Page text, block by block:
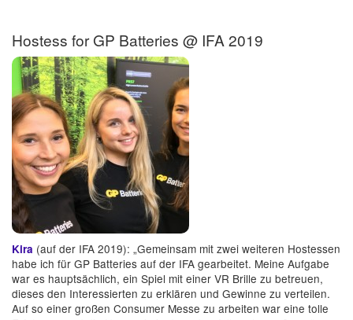
Hostess for GP Batteries @ IFA 2019
Kira (auf der IFA 2019): „Gemeinsam mit zwei weiteren Hostessen
habe ich für GP Batteries auf der IFA gearbeitet. Meine Aufgabe
war es hauptsächlich, ein Spiel mit einer VR Brille zu betreuen,
dieses den Interessierten zu erklären und Gewinne zu verteilen.
Auf so einer großen Consumer Messe zu arbeiten war eine tolle